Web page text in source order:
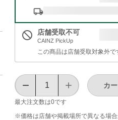
店舗受取不可
CAINZ PickUp
この商品は店舗受取対象外で
最大注文数は0です
カ
※価格は​店舗や​掲載場所で​異なる​場合